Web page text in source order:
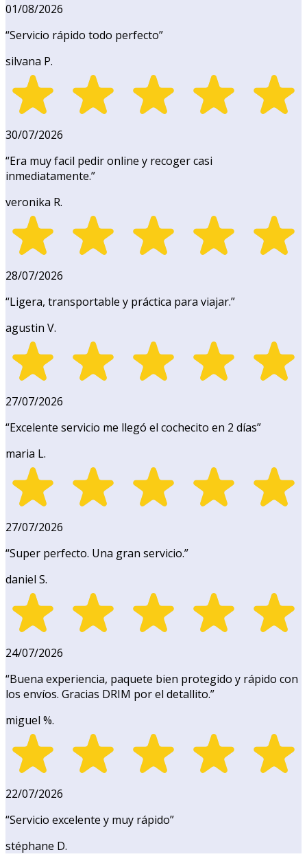
01/08/2026
“Servicio rápido todo perfecto”
silvana P.
30/07/2026
“Era muy facil pedir online y recoger casi
inmediatamente.”
veronika R.
28/07/2026
“Ligera, transportable y práctica para viajar.”
agustin V.
27/07/2026
“Excelente servicio me llegó el cochecito en 2 días”
maria L.
27/07/2026
“Super perfecto. Una gran servicio.”
daniel S.
24/07/2026
“Buena experiencia, paquete bien protegido y rápido con
los envíos. Gracias DRIM por el detallito.”
miguel %.
22/07/2026
“Servicio excelente y muy rápido”
stéphane D.